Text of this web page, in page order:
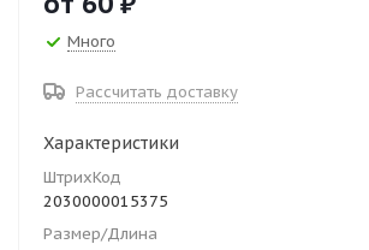
Много
Рассчитать доставку
Характеристики
ШтрихКод
2030000015375
Размер/Длина